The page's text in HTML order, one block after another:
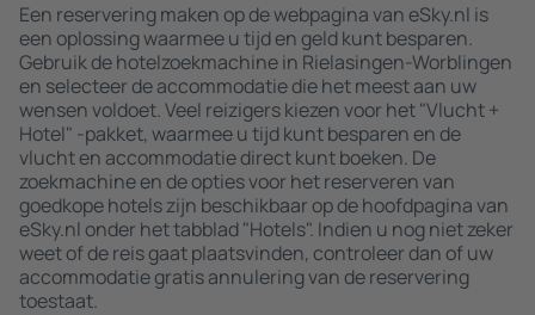
Een reservering maken op de webpagina van eSky.nl is
een oplossing waarmee u tijd en geld kunt besparen.
Gebruik de hotelzoekmachine in Rielasingen-Worblingen
en selecteer de accommodatie die het meest aan uw
wensen voldoet. Veel reizigers kiezen voor het "Vlucht +
Hotel" -pakket, waarmee u tijd kunt besparen en de
vlucht en accommodatie direct kunt boeken. De
zoekmachine en de opties voor het reserveren van
goedkope hotels zijn beschikbaar op de hoofdpagina van
eSky.nl onder het tabblad "Hotels". Indien u nog niet zeker
weet of de reis gaat plaatsvinden, controleer dan of uw
accommodatie gratis annulering van de reservering
toestaat.